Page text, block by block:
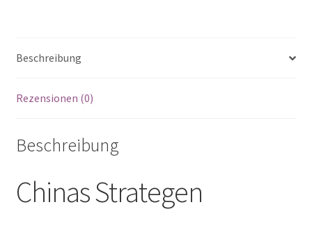
Beschreibung
Rezensionen (0)
Beschreibung
Chinas Strategen